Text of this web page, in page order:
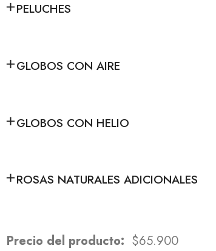
PELUCHES
GLOBOS CON AIRE
GLOBOS CON HELIO
ROSAS NATURALES ADICIONALES
Precio del producto: $65.900